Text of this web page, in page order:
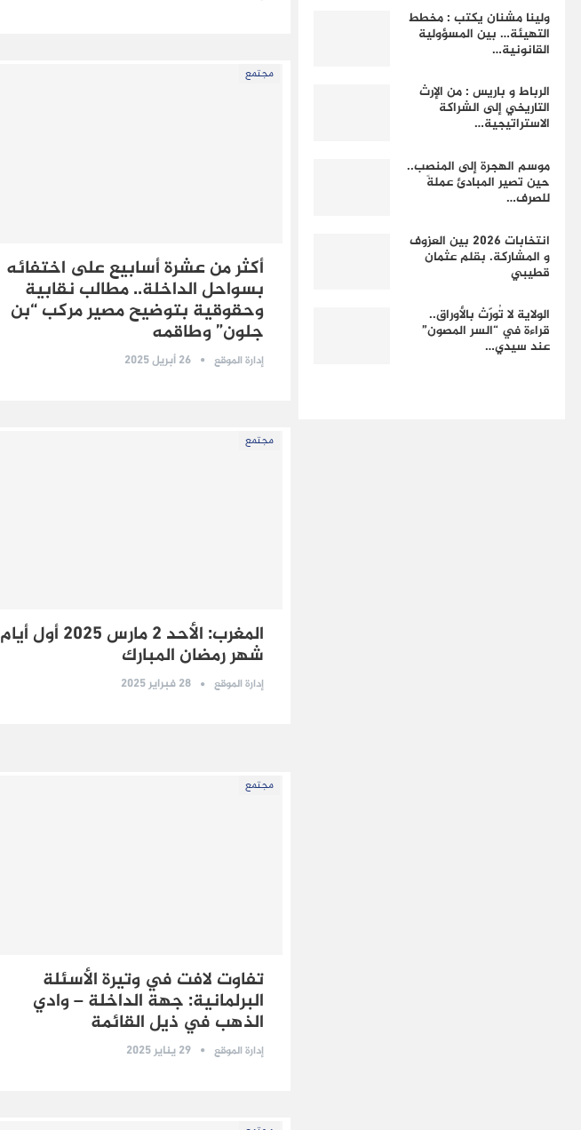
مجتمع
أكثر من عشرة أسابيع على اختفائه
بسواحل الداخلة.. مطالب نقابية
وحقوقية بتوضيح مصير مركب “بن
جلون” وطاقمه
إدارة الموقع 26 أبريل 2025
مجتمع
المغرب: الأحد 2 مارس 2025 أول أيام
شهر رمضان المبارك
إدارة الموقع 28 فبراير 2025
مجتمع
تفاوت لافت في وتيرة الأسئلة
البرلمانية: جهة الداخلة – وادي
الذهب في ذيل القائمة
إدارة الموقع 29 يناير 2025
ولينا مشنان يكتب : مخطط
التهيئة… بين المسؤولية
القانونية…
الرباط و باريس : من الإرث
التاريخي إلى الشراكة
الاستراتيجية…
موسم الهجرة إلى المنصب..
حين تصير المبادئ عملةً
للصرف…
انتخابات 2026 بين العزوف
و المشاركة. بقلم عثمان
قطيبي
الولاية لا تُورّث بالأوراق..
قراءة في “السر المصون”
عند سيدي…